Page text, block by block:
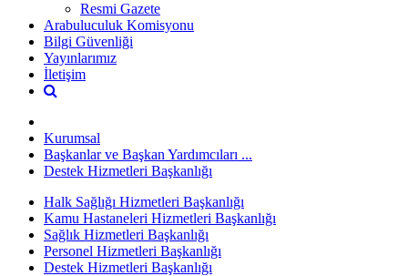
Resmi Gazete
Arabuluculuk Komisyonu
Bilgi Güvenliği
Yayınlarımız
İletişim
Kurumsal
Başkanlar ve Başkan Yardımcıları ...
Destek Hizmetleri Başkanlığı
Halk Sağlığı Hizmetleri Başkanlığı
Kamu Hastaneleri Hizmetleri Başkanlığı
Sağlık Hizmetleri Başkanlığı
Personel Hizmetleri Başkanlığı
Destek Hizmetleri Başkanlığı